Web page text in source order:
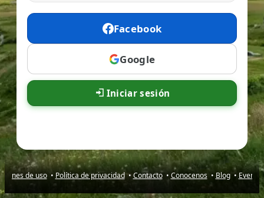
Facebook
Google
Iniciar sesión
de uso• Política de privacidad• Contacto• Conocenos • Blog• Eventos